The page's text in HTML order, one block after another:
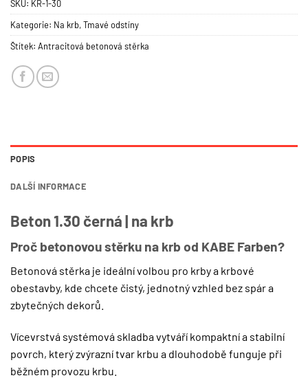
SKU: KR-1-30
Kategorie: Na krb,Tmavé odstíny
Štítek: Antracitová betonová stěrka
POPIS
DALŠÍ INFORMACE
Beton 1.30 černá | na krb
Proč betonovou stěrku na krb od KABE Farben?
Betonová stěrka je ideální volbou pro krby a krbové
obestavby, kde chcete čistý, jednotný vzhled bez spár a
zbytečných dekorů.
Vícevrstvá systémová skladba vytváří kompaktní a stabilní
povrch, který zvýrazní tvar krbu a dlouhodobě funguje při
běžném provozu krbu.